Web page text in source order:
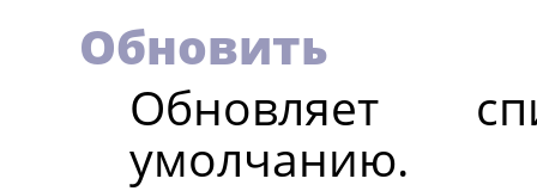
Обновить
Обновляет
умолчанию.